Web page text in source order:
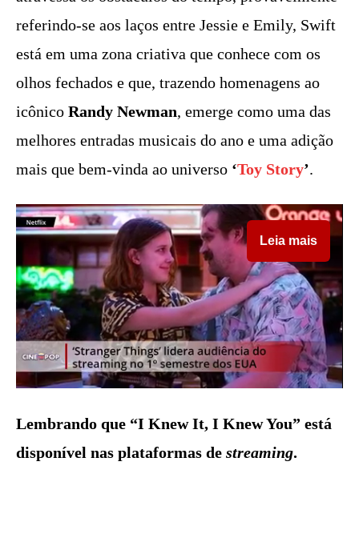
referindo-se aos laços entre Jessie e Emily, Swift
está em uma zona criativa que conhece com os
olhos fechados e que, trazendo homenagens ao
icônico Randy Newman, emerge como uma das
melhores entradas musicais do ano e uma adição
mais que bem-vinda ao universo ‘Toy Story’.
Leia mais
Lembrando que “I Knew It, I Knew You” está
disponível nas plataformas de streaming.